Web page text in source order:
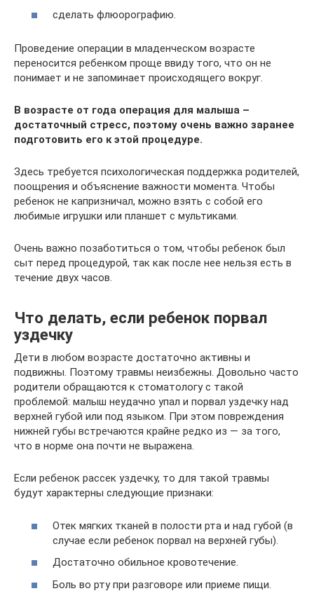
сделать флюорографию.
Проведение операции в младенческом возрасте
переносится ребенком проще ввиду того, что он не
понимает и не запоминает происходящего вокруг.
В возрасте от года операция для малыша –
достаточный стресс, поэтому очень важно заранее
подготовить его к этой процедуре.
Здесь требуется психологическая поддержка родителей,
поощрения и объяснение важности момента. Чтобы
ребенок не капризничал, можно взять с собой его
любимые игрушки или планшет с мультиками.
Очень важно позаботиться о том, чтобы ребенок был
сыт перед процедурой, так как после нее нельзя есть в
течение двух часов.
Что делать, если ребенок порвал
уздечку
Дети в любом возрасте достаточно активны и
подвижны. Поэтому травмы неизбежны. Довольно часто
родители обращаются к стоматологу с такой
проблемой: малыш неудачно упал и порвал уздечку над
верхней губой или под языком. При этом повреждения
нижней губы встречаются крайне редко из — за того,
что в норме она почти не выражена.
Если ребенок рассек уздечку, то для такой травмы
будут характерны следующие признаки:
Отек мягких тканей в полости рта и над губой (в
случае если ребенок порвал на верхней губы).
Достаточно обильное кровотечение.
Боль во рту при разговоре или приеме пищи.